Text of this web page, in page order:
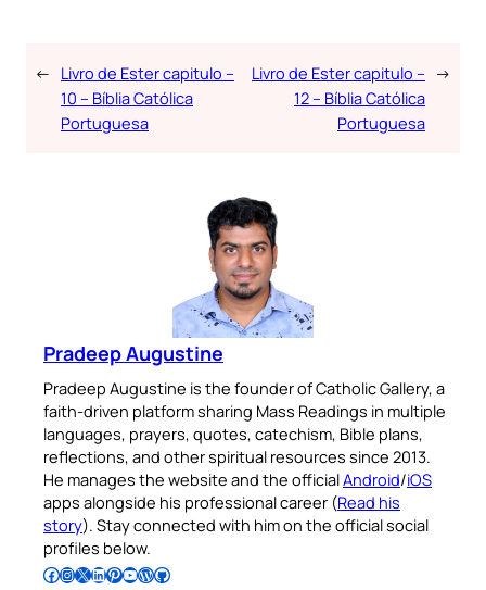
← Livro de Ester capitulo –
10 – Bíblia Católica
Portuguesa
Livro de Ester capitulo –
12 – Bíblia Católica
Portuguesa
→
Pradeep Augustine
Pradeep Augustine is the founder of Catholic Gallery, a
faith-driven platform sharing Mass Readings in multiple
languages, prayers, quotes, catechism, Bible plans,
reflections, and other spiritual resources since 2013.
He manages the website and the officialAndroid/iOS
apps alongside his professional career (Read his
story). Stay connected with him on the official social
profiles below.
Follow Pradeep on Facebook Follow Pradeep on InstagramFollow Pradeep on X Follow Pradeep on LinkedIn Follow Pradeep on Pinterest Subscribe to Pradeep’s Youtube Channel Follow Pradeep on WordPress Follow Pradeep on GitHub